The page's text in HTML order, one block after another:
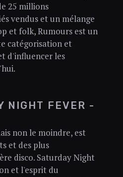
25 millions
vendus et un mélange
et folk, Rumours est un
catégorisation et
d'influencer les
NIGHT FEVER -
non le moindre, est
et des plus
disco. Saturday Night
et l'esprit du